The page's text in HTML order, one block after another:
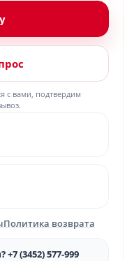
с вами, подтвердим
Политика возврата
(3452) 577-999